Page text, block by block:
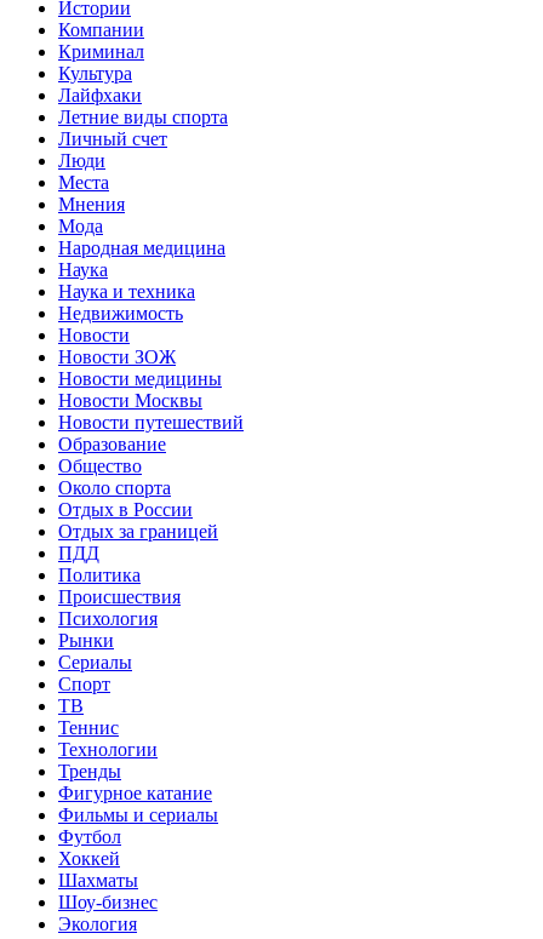
Истории
Компании
Криминал
Культура
Лайфхаки
Летние виды спорта
Личный счет
Люди
Места
Мнения
Мода
Народная медицина
Наука
Наука и техника
Недвижимость
Новости
Новости ЗОЖ
Новости медицины
Новости Москвы
Новости путешествий
Образование
Общество
Около спорта
Отдых в России
Отдых за границей
ПДД
Политика
Происшествия
Психология
Рынки
Сериалы
Спорт
ТВ
Теннис
Технологии
Тренды
Фигурное катание
Фильмы и сериалы
Футбол
Хоккей
Шахматы
Шоу-бизнес
Экология